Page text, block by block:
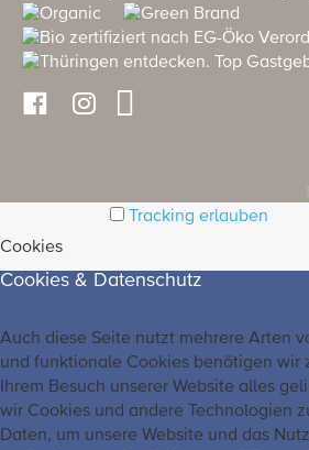
Tracking erlauben
Cookies
Cookies & Datenschutz
Auch diese Seite nutzt mehrere Arten
und funktionale Cookies benötigen wir
Ihrem Besuch unserer Website alles
wir Cookies und andere Technologien
Daten, um unsere Website und das